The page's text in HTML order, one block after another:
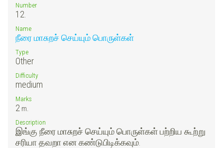
Number
12.
Name
நீரை மாசுறச் செய்யும் பொருள்கள்
Type
Other
Difficulty
medium
Marks
2 m.
Description
இங்கு நீரை மாசுறச் செய்யும் பொருள்கள் பற்றிய கூற்று
சரியா தவறா என கண்டுபிடிக்கவும்.